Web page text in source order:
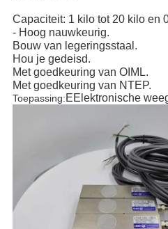
Capaciteit: 1 kilo tot 20 kilo en
- Hoog nauwkeurig.
Bouw van legeringsstaal.
Hou je gedeisd.
Met goedkeuring van OIML.
Met goedkeuring van NTEP.
Toepassing:EElektronische